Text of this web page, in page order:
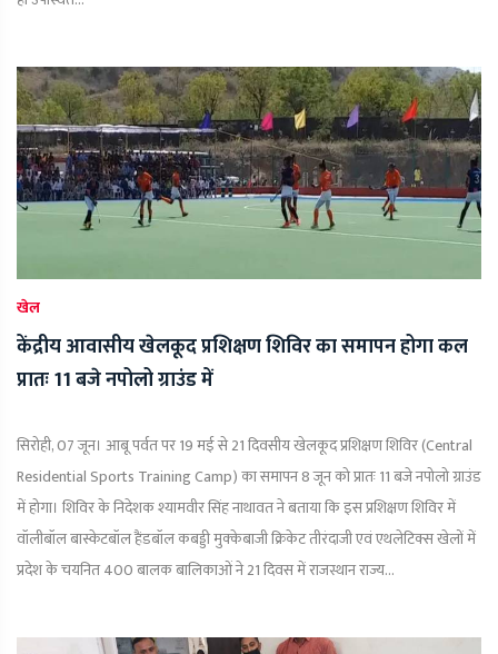
खेल
केंद्रीय आवासीय खेलकूद प्रशिक्षण शिविर का समापन होगा कल
प्रातः 11 बजे नपोलो ग्राउंड में
सिरोही, 07 जून। आबू पर्वत पर 19 मई से 21 दिवसीय खेलकूद प्रशिक्षण शिविर (Central
Residential Sports Training Camp) का समापन 8 जून को प्रातः 11 बजे नपोलो ग्राउंड
में होगा। शिविर के निदेशक श्यामवीर सिंह नाथावत ने बताया कि इस प्रशिक्षण शिविर में
वॉलीबॉल बास्केटबॉल हैंडबॉल कबड्डी मुक्केबाजी क्रिकेट तीरंदाजी एवं एथलेटिक्स खेलों में
प्रदेश के चयनित 400 बालक बालिकाओं ने 21 दिवस में राजस्थान राज्य...